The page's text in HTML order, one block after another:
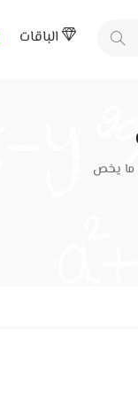
الباقات
ما يخص